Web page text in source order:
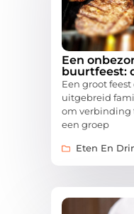
Een
buurtfeest:
Een groot
uitgebreid
om verbinding
een groep
Eten En